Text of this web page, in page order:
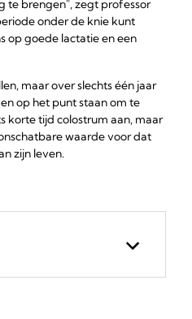
te brengen", zegt professor
onder de knie kunt
op goede lactatie en een
maar over slechts één jaar
op het punt staan om te
korte tijd colostrum aan, maar
waarde voor dat
zijn leven.